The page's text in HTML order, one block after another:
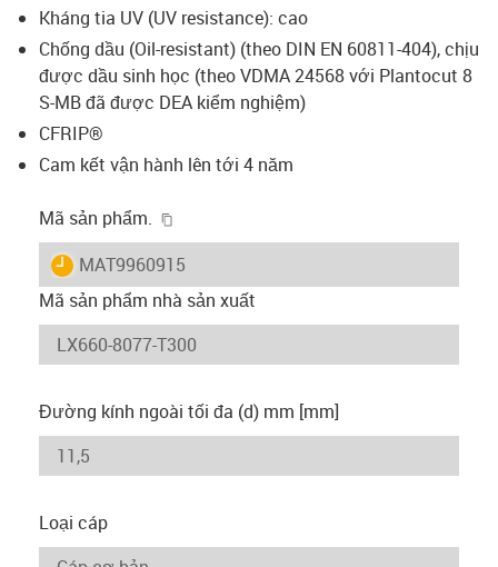
Kháng tia UV (UV resistance): cao
Chống dầu (Oil-resistant) (theo DIN EN 60811-404), chịu
được dầu sinh học (theo VDMA 24568 với Plantocut 8
S-MB đã được DEA kiểm nghiệm)
CFRIP®
Cam kết vận hành lên tới 4 năm
Mã sản phẩm.
igus-icon-lieferzeit
MAT9960915
Mã sản phẩm nhà sản xuất
Đường kính ngoài tối đa (d) mm [mm]
Loại cáp